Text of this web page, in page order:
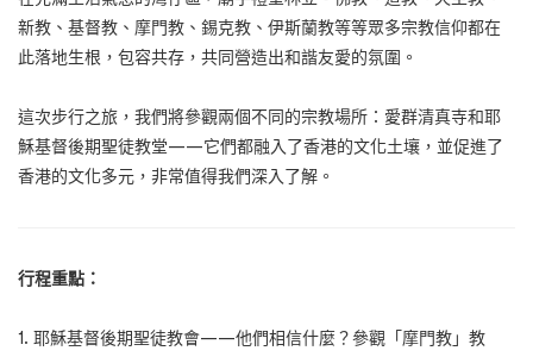
新教、基督教、摩門教、錫克教、伊斯蘭教等等眾多宗教信仰都在
此落地生根，包容共存，共同營造出和諧友愛的氛圍。
這次步行之旅，我們將參觀兩個不同的宗教場所：愛群清真寺和耶
穌基督後期聖徒教堂——它們都融入了香港的文化土壤，並促進了
香港的文化多元，非常值得我們深入了解。
行程重點：
1. 耶穌基督後期聖徒教會——他們相信什麼？參觀「摩門教」教